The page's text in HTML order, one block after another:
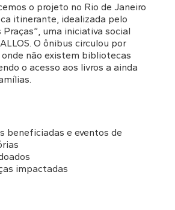
o projeto no Rio de Janeiro
itinerante, idealizada pelo
uma iniciativa social
O ônibus circulou por
não existem bibliotecas
o acesso aos livros a ainda
beneficiadas e eventos de
impactadas